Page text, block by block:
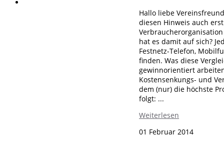
Hallo liebe
diesen Hinweis auch
hat es damit auf sich?
Festnetz-Telefon,
finden. Was diese
gewinnorientiert
Kostensenkungs- und
dem (nur) die höchste
folgt: ...
Weiterlesen
01 Februar 2014